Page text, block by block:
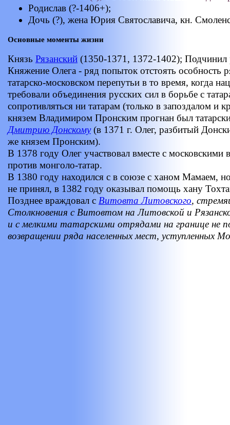
Родислав (?-1406+);
Дочь (?), жена Юрия Святославича, кн.
Основные моменты жизни
Князь Рязанский (1350-1371, 1372-1402); Подчинил
Княжение Олега - ряд попыток отстоять особность
татарско-московском перепутьи в то время, когда
требовали объединения русских сил в борьбе с
сопротивляться ни татарам (только в запоздалом и
князем Владимиром Пронским прогнан был
Дмитрию Донскому(в 1371 г. Олег, разбитый
же князем Пронским).
В 1378 году Олег участвовал вместе c московскими
против монголо-татар.
В 1380 году находился с в союзе с ханом Мамаем,
не принял, в 1382 году оказывал помощь хану
Позднее враждовал с Витовта Литовского,
Столкновения с Витовтом на Литовской и
и с мелкими татарскими отрядами на границе не
возвращении ряда населенных мест, уступленных